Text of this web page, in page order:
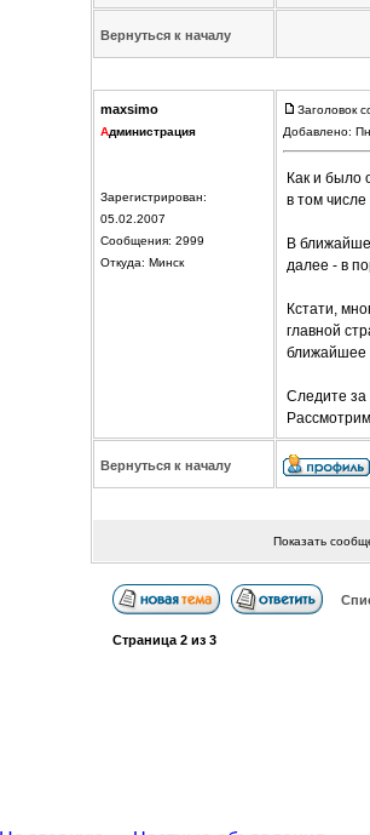
Вернуться к началу
maxsimo
Администрация
Зарегистрирован:
05.02.2007
Сообщения: 2999
Откуда: Минск
Заголовок
Добавлено:
Как и было
в том
В
далее - в
Кстати,
главной
ближайшее
Следите за
Вернуться к началу
Показать
Страница 2из 3